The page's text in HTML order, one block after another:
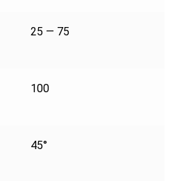
25 — 75
100
45°